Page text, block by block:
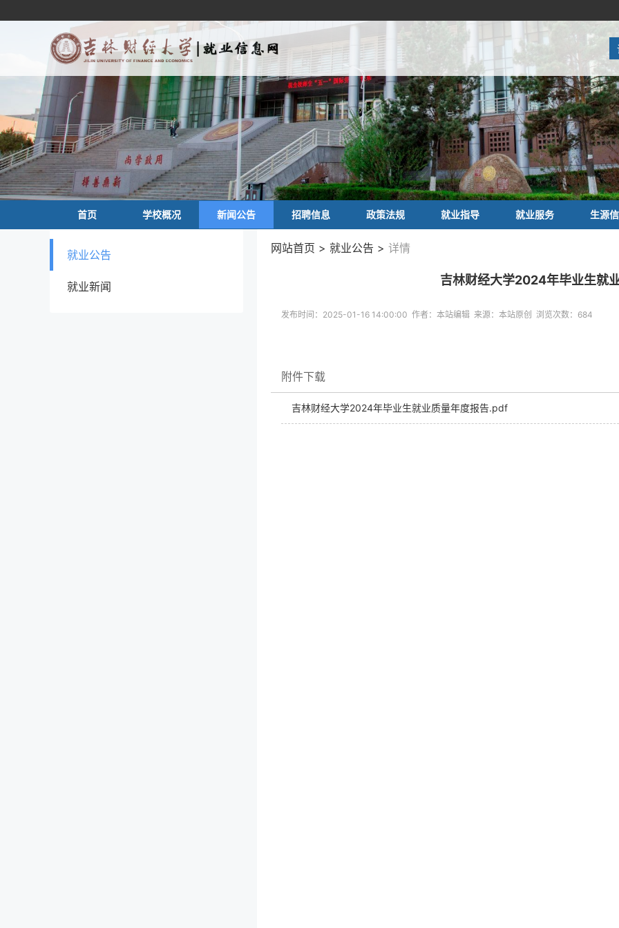
首页 学校概况 新闻公告 招聘信息 政策法规 就业指导 就业服务 生源
就业公告
就业新闻
网站首页 > 就业公告 > 详情
吉林财经大学2024年毕业生就
发布时间：2025-01-16 14:00:00 作者：本站编辑 来源：本站原创 浏览次数： 684
附件下载
吉林财经大学2024年毕业生就业质量年度报告.pdf